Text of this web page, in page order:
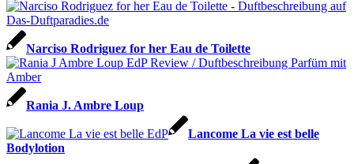
Narciso Rodriguez for her Eau de Toilette
Rania J. Ambre Loup
Lancome La vie est belle
Bodylotion